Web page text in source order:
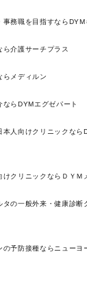
務職を目指すならDYM
ら介護サーチプラス
らメディルン
らDYMエグゼパート
本人向けクリニックなら
けクリニックならＤＹＭ
タの一般外来・健康診断
の予防接種ならニュー